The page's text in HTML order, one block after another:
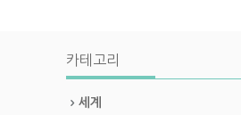
카테고리
세계